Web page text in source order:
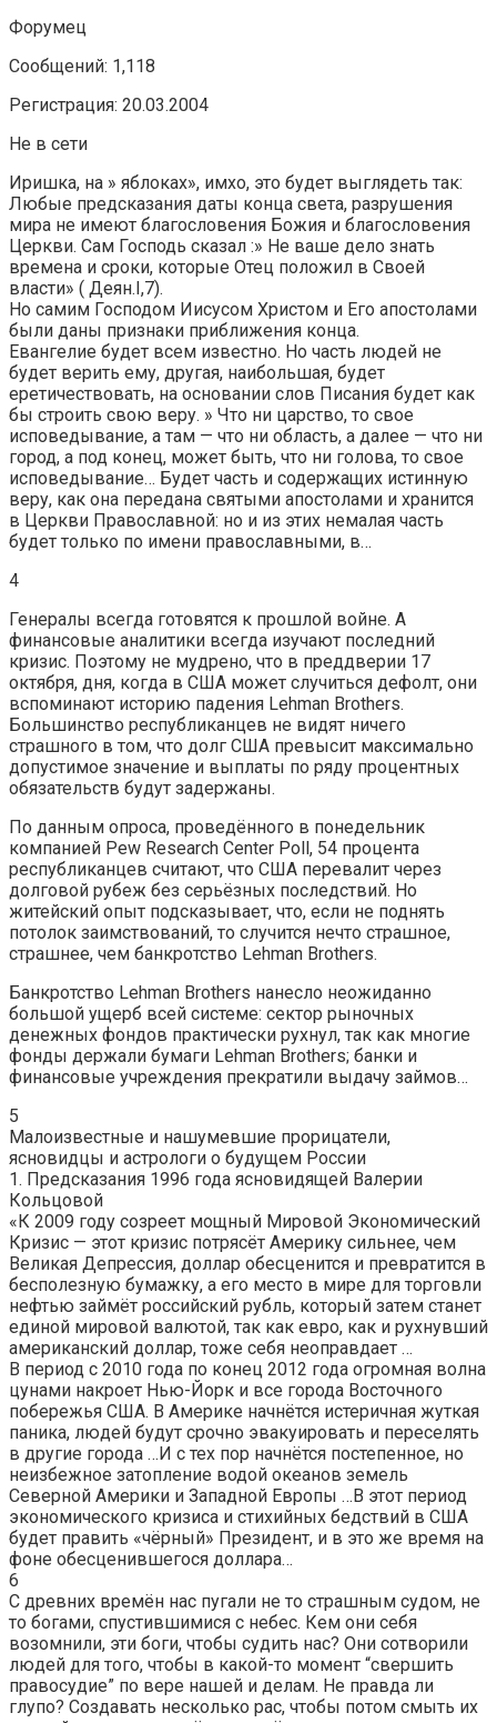
Форумец
Сообщений: 1,118
Регистрация: 20.03.2004
Не в сети
Иришка, на » яблоках», имхо, это будет выглядеть так:
Любые предсказания даты конца света, разрушения
мира не имеют благословения Божия и благословения
Церкви. Сам Господь сказал :» Не ваше дело знать
времена и сроки, которые Отец положил в Своей
власти» ( Деян.I,7).
Но самим Господом Иисусом Христом и Его апостолами
были даны признаки приближения конца.
Евангелие будет всем известно. Но часть людей не
будет верить ему, другая, наибольшая, будет
еретичествовать, на основании слов Писания будет как
бы строить свою веру. » Что ни царство, то свое
исповедывание, а там — что ни область, а далее — что ни
город, а под конец, может быть, что ни голова, то свое
исповедывание… Будет часть и содержащих истинную
веру, как она передана святыми апостолами и хранится
в Церкви Православной: но и из этих немалая часть
будет только по имени православными, в…
4
Генералы всегда готовятся к прошлой войне. А
финансовые аналитики всегда изучают последний
кризис. Поэтому не мудрено, что в преддверии 17
октября, дня, когда в США может случиться дефолт, они
вспоминают историю падения Lehman Brothers.
Большинство республиканцев не видят ничего
страшного в том, что долг США превысит максимально
допустимое значение и выплаты по ряду процентных
обязательств будут задержаны.
По данным опроса, проведённого в понедельник
компанией Pew Research Center Poll, 54 процента
республиканцев считают, что США перевалит через
долговой рубеж без серьёзных последствий. Но
житейский опыт подсказывает, что, если не поднять
потолок заимствований, то случится нечто страшное,
страшнее, чем банкротство Lehman Brothers.
Банкротство Lehman Brothers нанесло неожиданно
большой ущерб всей системе: сектор рыночных
денежных фондов практически рухнул, так как многие
фонды держали бумаги Lehman Brothers; банки и
финансовые учреждения прекратили выдачу займов…
5
Малоизвестные и нашумевшие прорицатели,
ясновидцы и астрологи о будущем России
1. Предсказания 1996 года ясновидящей Валерии
Кольцовой
«К 2009 году созреет мощный Мировой Экономический
Кризис — этот кризис потрясёт Америку сильнее, чем
Великая Депрессия, доллар обесценится и превратится в
бесполезную бумажку, а его место в мире для торговли
нефтью займёт российский рубль, который затем станет
единой мировой валютой, так как евро, как и рухнувший
американский доллар, тоже себя неоправдает …
В период с 2010 года по конец 2012 года огромная волна
цунами накроет Нью-Йорк и все города Восточного
побережья США. В Америке начнётся истеричная жуткая
паника, людей будут срочно эвакуировать и переселять
в другие города …И с тех пор начнётся постепенное, но
неизбежное затопление водой океанов земель
Северной Америки и Западной Европы …В этот период
экономического кризиса и стихийных бедствий в США
будет править «чёрный» Президент, и в это же время на
фоне обесценившегося доллара…
6
С древних времён нас пугали не то страшным судом, не
то богами, спустившимися с небес. Кем они себя
возомнили, эти боги, чтобы судить нас? Они сотворили
людей для того, чтобы в какой-то момент “свершить
правосудие” по вере нашей и делам. Не правда ли
глупо? Создавать несколько рас, чтобы потом смыть их